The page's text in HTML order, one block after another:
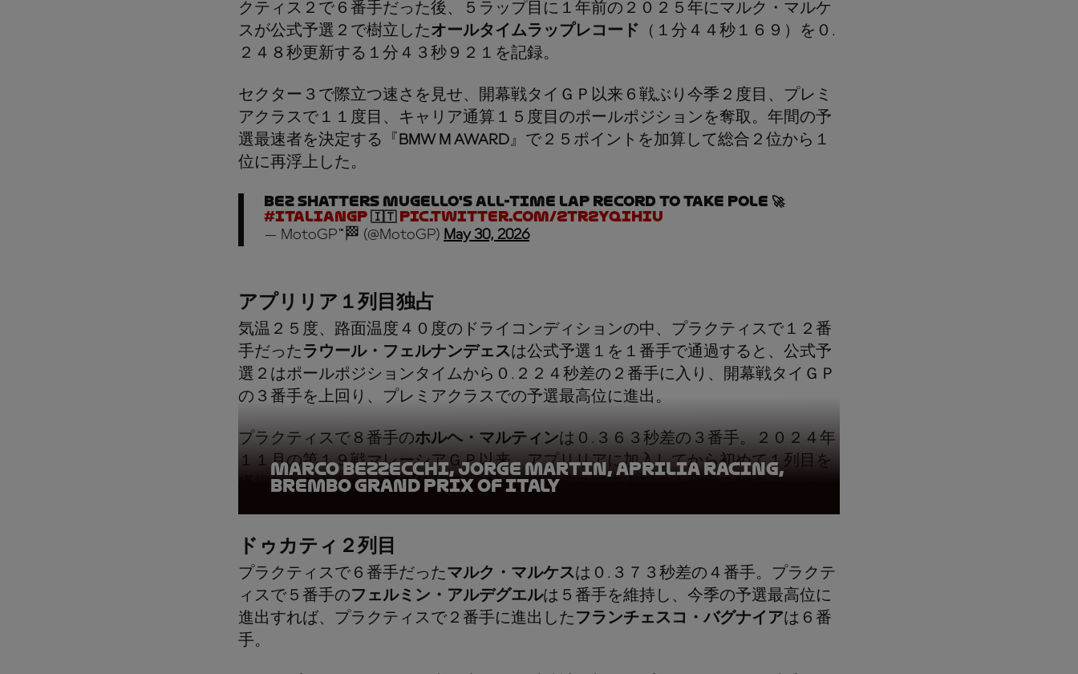
クティス２で６番手だった後、５ラップ目に１年前の２０２５年にマルク・マルケ
スが公式予選２で樹立したオールタイムラップレコード
（１分４４秒１６９）を０.
２４８秒更新する１分４３秒９２１を記録。
セクター３で際立つ速さを見せ、開幕戦タイＧＰ以来６戦ぶり今季２度目、プレミ
アクラスで１１度目、キャリア通算１５度目のポールポジションを奪取。年間の予
選最速者を決定する『 BMW M AWARD』で２５ポイントを加算して総合２位から１
位に再浮上した。
Bez shatters Mugello's all-time lap record to take POLE 🚀
#ItalianGP🇮🇹pic.twitter.com/2Tr2YQIHiU
— MotoGP™🏁 (@MotoGP) May 30, 2026
アプリリア１列目独占
気温２５度、路面温度４０度のドライコンディションの中、プラクティスで１２番
手だった ラウール・フェルナンデェスは公式予選１を１番手で通過すると、公式予
選２はポールポジションタイムから０.２２４秒差の２番手に入り、開幕戦タイＧＰ
の３番手を上回り、プレミアクラスでの予選最高位に進出。
プラクティスで８番手のホルヘ・マルティンは０.３６３秒差の３番手。２０２４年
１１月の第１９戦マレーシアＧＰ以来、アプリリアに加入してから初めて１列目を
獲得したことから、アプリリアがプレミアクラスで史上初の１列目を独占。
Marco Bezzecchi, Jorge Martin, Aprilia Racing,
Brembo Grand Prix of Italy
ドゥカティ２列目
プラクティスで６番手だったマルク・マルケスは０.３７３秒差の４番手。プラクテ
ィスで５番手のフェルミン・アルデグエルは５番手を維持し、今季の予選最高位に
進出すれば、プラクティスで２番手に進出した フランチェスコ・バグナイアは６番
手。